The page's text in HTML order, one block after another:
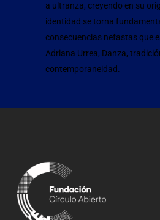
a ultranza, creyendo en su
identidad se torna
consecuencias nefastas que
Adriana Urrea, Danza,
contemporaneidad.